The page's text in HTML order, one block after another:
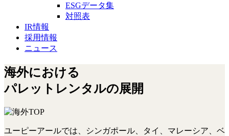
ESGデータ集
対照表
IR情報
採用情報
ニュース
海外における
パレットレンタルの展開
ユーピーアールでは、シンガポール、タイ、マレーシア、ベ